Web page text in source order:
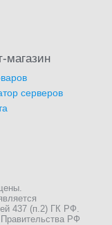
магазин
серверов
437 (п.2) ГК РФ.
РФ